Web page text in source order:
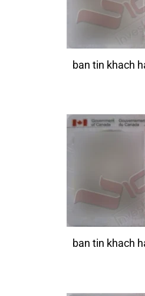
ban tin khach
ban tin khach